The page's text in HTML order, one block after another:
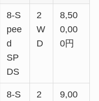
8-S
pee
d
SP
DS
2
W
D
8,50
0,00
0円
8-S
2
9,00